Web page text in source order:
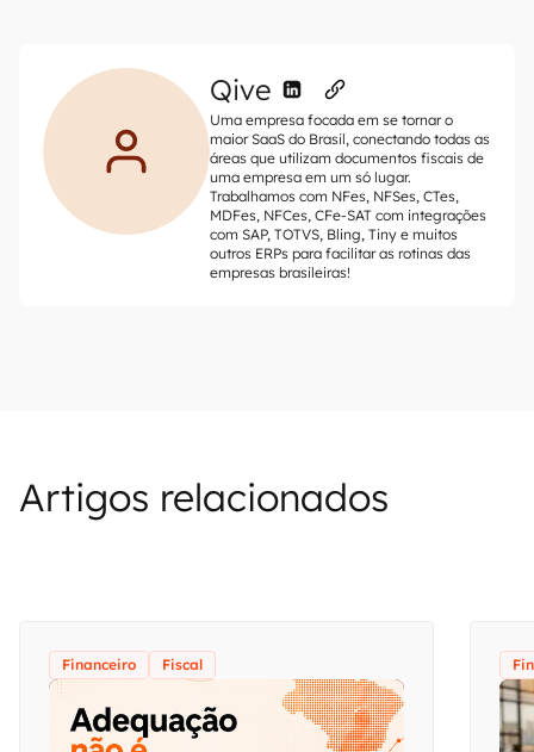
Qive
Uma empresa focada em se tornar o
maior SaaS do Brasil, conectando todas as
áreas que utilizam documentos fiscais de
uma empresa em um só lugar.
Trabalhamos com NFes, NFSes, CTes,
MDFes, NFCes, CFe-SAT com integrações
com SAP, TOTVS, Bling, Tiny e muitos
outros ERPs para facilitar as rotinas das
empresas brasileiras!
Artigos relacionados
Financeiro Fiscal